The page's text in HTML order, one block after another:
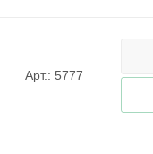
Арт.: 5777